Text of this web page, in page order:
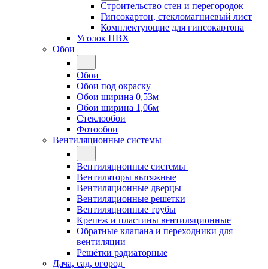
Строительство стен и перегородок
Гипсокартон, стекломагниевый лист
Комплектующие для гипсокартона
Уголок ПВХ
Обои
Обои
Обои под окраску
Обои ширина 0,53м
Обои ширина 1,06м
Стеклообои
Фотообои
Вентиляционные системы
Вентиляционные системы
Вентиляторы вытяжные
Вентиляционные дверцы
Вентиляционные решетки
Вентиляционные трубы
Крепеж и пластины вентиляционные
Обратные клапана и переходники для
вентиляции
Решётки радиаторные
Дача, сад, огород